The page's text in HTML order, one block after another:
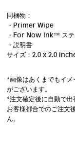
同梱物：
・Primer Wipe
・For Now Ink ™ ステ
・説明書
サイズ：2.0 x 2.0
*画像はあくまでもイ
がございます。
*注文確定後に自動で出
お客様都合でのご注文
ん。